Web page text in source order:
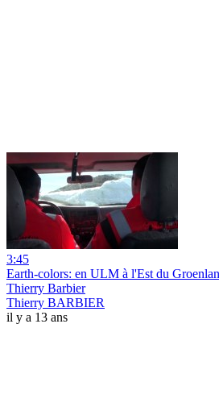
3:45
Earth-colors: en ULM à l'Est du
Thierry Barbier
Thierry BARBIER
il y a 13 ans